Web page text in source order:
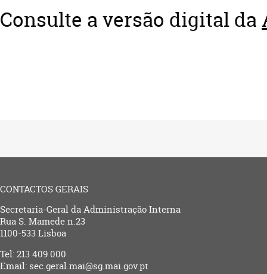
Consulte a versão digital da
CONTACTOS GERAIS
Secretaria-Geral da Administração Interna
Rua S. Mamede n.23
1100-533 Lisboa
Tel: 213 409 000
Email: sec.geral.mai@sg.mai.gov.pt